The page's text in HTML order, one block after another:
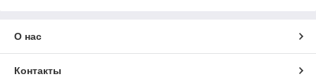
О нас
Контакты